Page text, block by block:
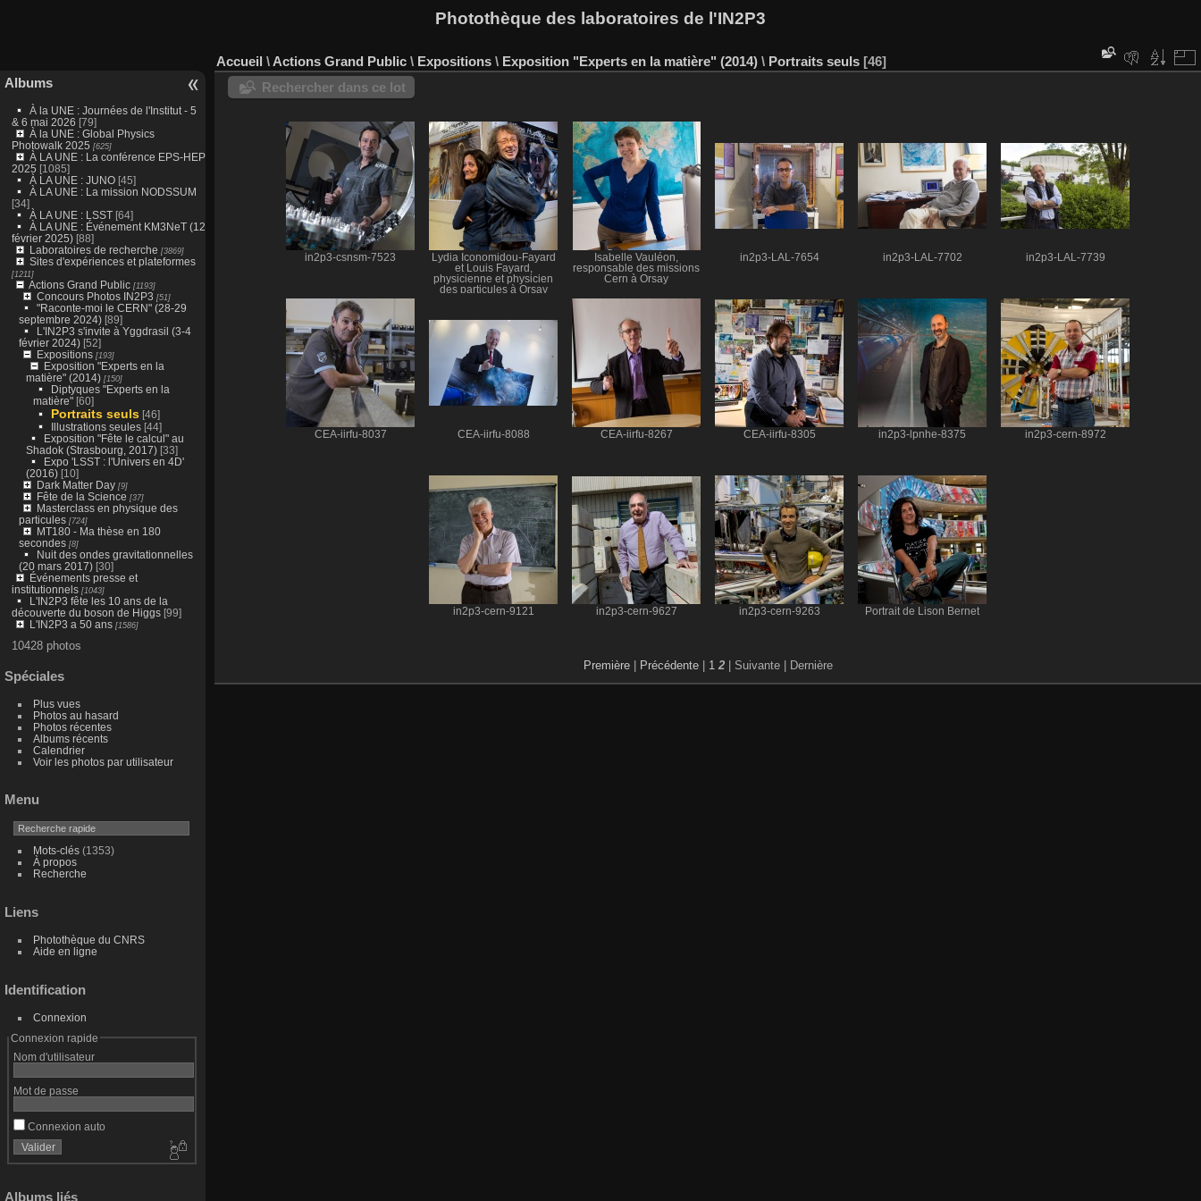
Photothèque des laboratoires de l'IN2P3
Albums
À la UNE : Journées de l'Institut - 5
& 6 mai 2026 [79]
À la UNE : Global Physics
Photowalk 2025 [625]
À LA UNE : La conférence EPS-HEP
2025 [1085]
À LA UNE : JUNO [45]
À LA UNE : La mission NODSSUM
[34]
À LA UNE : LSST[64]
À LA UNE : Événement KM3NeT (12
février 2025)[88]
Laboratoires de recherche [3869]
Sites d'expériences et plateformes
[1211]
Actions Grand Public[1193]
Concours Photos IN2P3 [51]
"Raconte-moi le CERN" (28-29
septembre 2024)[89]
L'IN2P3 s'invite à Yggdrasil (3-4
février 2024)[52]
Expositions[193]
Exposition "Experts en la
matière" (2014)[150]
Diptyques "Experts en la
matière"[60]
Portraits seuls[46]
Illustrations seules[44]
Exposition "Fête le calcul" au
Shadok (Strasbourg, 2017)[33]
Expo 'LSST : l'Univers en 4D'
(2016)[10]
Dark Matter Day[9]
Fête de la Science [37]
Masterclass en physique des
particules[724]
MT180 - Ma thèse en 180
secondes[8]
Nuit des ondes gravitationnelles
(20 mars 2017)[30]
Événements presse et
institutionnels[1043]
L'IN2P3 fête les 10 ans de la
découverte du boson de Higgs[99]
L'IN2P3 a 50 ans[1586]
10428 photos
Spéciales
Plus vues
Photos au hasard
Photos récentes
Albums récents
Calendrier
Voir les photos par utilisateur
Menu
Mots-clés(1353)
À propos
Recherche
Liens
Photothèque du CNRS
Aide en ligne
Identification
Connexion
Connexion rapide
Nom d'utilisateur
Mot de passe
Connexion auto
Albums liés
Accueil \ Actions Grand Public \ Expositions \ Exposition "Experts en la matière" (2014) \ Portraits seuls 46
Rechercher dans ce lot
in2p3-csnsm-7523
Lydia Iconomidou-Fayard
et Louis Fayard,
physicienne et physicien
des particules à Orsay
Isabelle Vauléon,
responsable des missions
Cern à Orsay
in2p3-LAL-7654 in2p3-LAL-7702 in2p3-LAL-7739
CEA-iirfu-8037 CEA-iirfu-8088 CEA-iirfu-8267 CEA-iirfu-8305 in2p3-lpnhe-8375 in2p3-cern-8972
in2p3-cern-9121 in2p3-cern-9627 in2p3-cern-9263 Portrait de Lison Bernet
Première| Précédente| 1 2 | Suivante | Dernière